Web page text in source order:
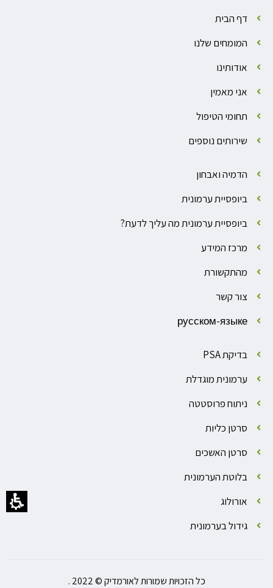
דף הבית
המומחים שלנו
אודותינו
אני מאמין
תחומי הטיפול
שירותים נוספים
הדמיה ואבחון
ביופסיית ערמונית
ביופסיית ערמונית מה עליך לדעת?
מרכז המידע
מהתקשורת
צור קשר
русском-языке
בדיקת PSA
ערמונית מוגדלת
ניתוח פרוסטטה
סרטן כליות
סרטן האשכים
בלוטת הערמונית
אורולוג
גידול בערמונית
כל הזכויות שמורות לאורמדיק © 2022 .